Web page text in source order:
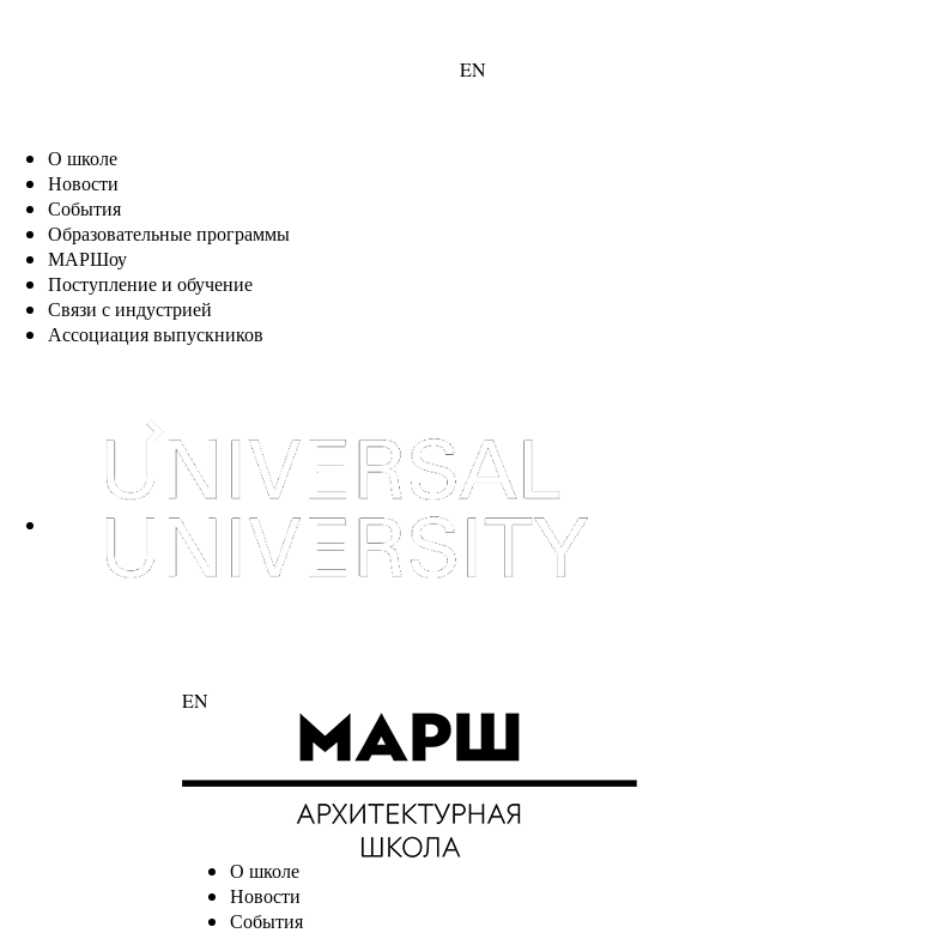
EN
О школе
Новости
События
Образовательные программы
МАРШоу
Поступление и обучение
Связи с индустрией
Ассоциация выпускников
EN
О школе
Новости
События